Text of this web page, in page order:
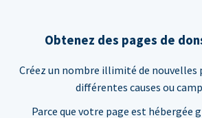
Obtenez des pages de
Créez un nombre illimité de nouvelles
différentes causes ou
Parce que votre page est hébergée